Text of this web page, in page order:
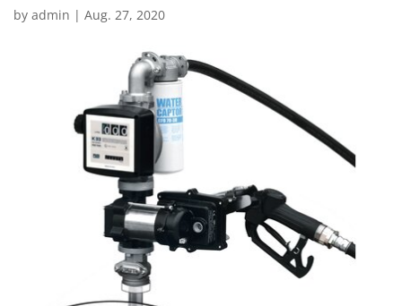
by admin | Aug. 27, 2020